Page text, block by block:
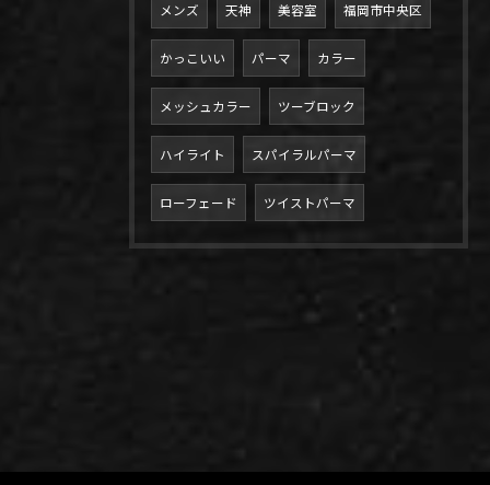
メンズ 天神 美容室 福岡市中央区
かっこいい パーマ カラー
メッシュカラー ツーブロック
ハイライト スパイラルパーマ
ローフェード ツイストパーマ